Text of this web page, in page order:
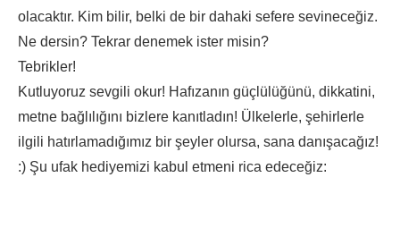
olacaktır. Kim bilir, belki de bir dahaki sefere sevineceğiz.
Ne dersin? Tekrar denemek ister misin?
Tebrikler!
Kutluyoruz sevgili okur! Hafızanın güçlülüğünü, dikkatini,
metne bağlılığını bizlere kanıtladın! Ülkelerle, şehirlerle
ilgili hatırlamadığımız bir şeyler olursa, sana danışacağız!
:) Şu ufak hediyemizi kabul etmeni rica edeceğiz: